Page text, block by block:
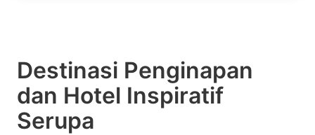
Destinasi Penginapan
dan Hotel Inspiratif
Serupa